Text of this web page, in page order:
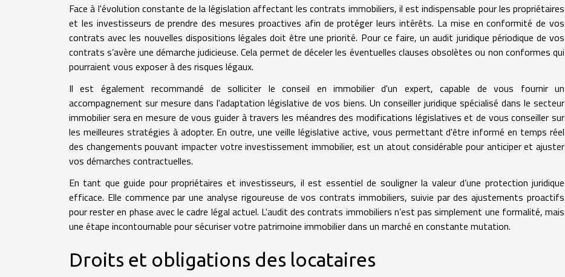
Face à l'évolution constante de la législation affectant les contrats immobiliers, il est indispensable pour les propriétaires
et les investisseurs de prendre des mesures proactives afin de protéger leurs intérêts. La mise en conformité de vos
contrats avec les nouvelles dispositions légales doit être une priorité. Pour ce faire, un audit juridique périodique de vos
contrats s’avère une démarche judicieuse. Cela permet de déceler les éventuelles clauses obsolètes ou non conformes qui
pourraient vous exposer à des risques légaux.
Il est également recommandé de solliciter le conseil en immobilier d'un expert, capable de vous fournir un
accompagnement sur mesure dans l'adaptation législative de vos biens. Un conseiller juridique spécialisé dans le secteur
immobilier sera en mesure de vous guider à travers les méandres des modifications législatives et de vous conseiller sur
les meilleures stratégies à adopter. En outre, une veille législative active, vous permettant d'être informé en temps réel
des changements pouvant impacter votre investissement immobilier, est un atout considérable pour anticiper et ajuster
vos démarches contractuelles.
En tant que guide pour propriétaires et investisseurs, il est essentiel de souligner la valeur d’une protection juridique
efficace. Elle commence par une analyse rigoureuse de vos contrats immobiliers, suivie par des ajustements proactifs
pour rester en phase avec le cadre légal actuel. L'audit des contrats immobiliers n’est pas simplement une formalité, mais
une étape incontournable pour sécuriser votre patrimoine immobilier dans un marché en constante mutation.
Droits et obligations des locataires